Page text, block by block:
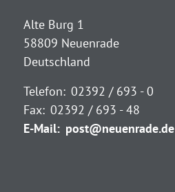
Alte Burg 1
58809 Neuenrade
Deutschland
Telefon: 02392 / 693 - 0
Fax: 02392 / 693 - 48
E-Mail: post@neuenrade.de